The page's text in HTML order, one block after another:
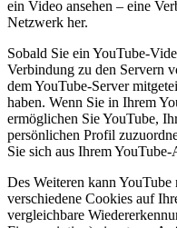
ein Video ansehen – eine
Netzwerk her.
Sobald Sie ein YouTube-
Verbindung zu den Servern
dem YouTube-Server
haben. Wenn Sie in Ihrem
ermöglichen Sie YouTube,
persönlichen Profil
Sie sich aus Ihrem
Des Weiteren kann YouTube
verschiedene Cookies auf
vergleichbare